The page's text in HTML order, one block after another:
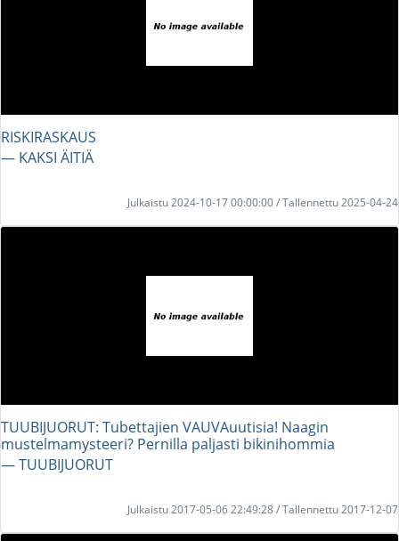
RISKIRASKAUS
― KAKSI ÄITIÄ
Julkaistu 2024-10-17 00:00:00 / Tallennettu 2025-04-24
TUUBIJUORUT: Tubettajien VAUVAuutisia! Naagin
mustelmamysteeri? Pernilla paljasti bikinihommia
― TUUBIJUORUT
Julkaistu 2017-05-06 22:49:28 / Tallennettu 2017-12-07